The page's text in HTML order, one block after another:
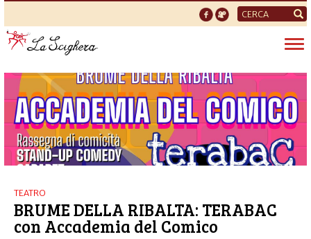
Form
di
ricerca
TEATRO
BRUME DELLA RIBALTA: TERABAC
con Accademia del Comico